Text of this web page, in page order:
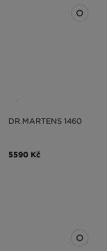
DR.MARTENS 1460
5590 Kč